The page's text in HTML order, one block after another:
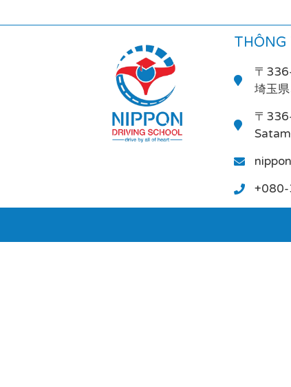
THÔNG
〒
埼玉
〒